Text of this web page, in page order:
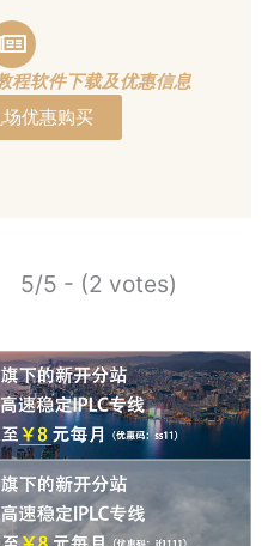
程软件下载及优惠信息
优惠购买
5/5 - (2 votes)